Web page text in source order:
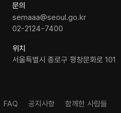
문의
semaaa@seoul.go.kr
02-2124-7400
위치
서울특별시 종로구 평창문화로 101
FAQ 공지사항 함께한 사람들